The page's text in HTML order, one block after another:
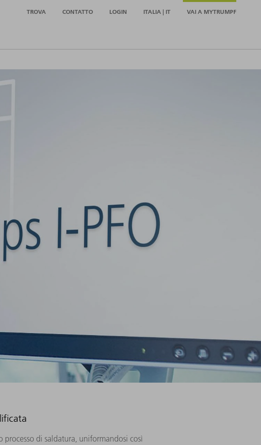
TROVA CONTATTO LOGIN ITALIA | IT VAI A MYTRUMPF
di saldatura, uniformandosi così